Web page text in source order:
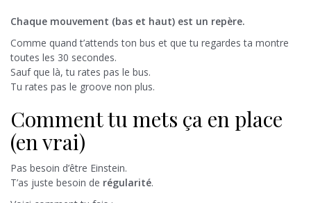
Chaque mouvement (bas et haut) est un repère.
Comme quand t’attends ton bus et que tu regardes ta montre
toutes les 30 secondes.
Sauf que là, tu rates pas le bus.
Tu rates pas le groove non plus.
Comment tu mets ça en place
(en vrai)
Pas besoin d’être Einstein.
T’as juste besoin de régularité.